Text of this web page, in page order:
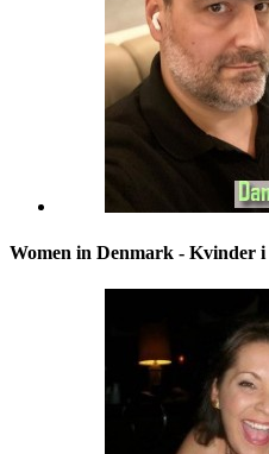
Women in Denmark - Kvinder